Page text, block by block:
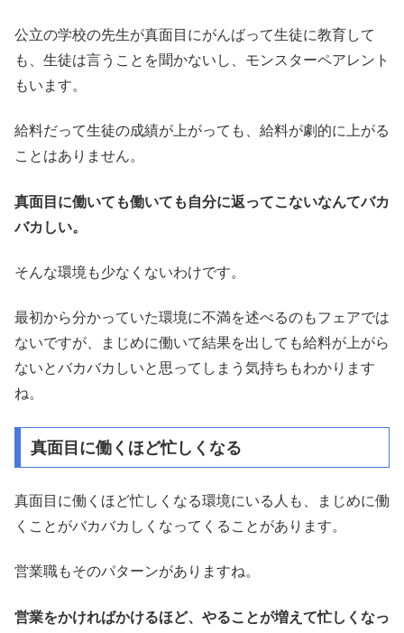
公立の学校の先生が真面目にがんばって生徒に教育して
も、生徒は言うことを聞かないし、モンスターペアレント
もいます。
給料だって生徒の成績が上がっても、給料が劇的に上がる
ことはありません。
真面目に働いても働いても自分に返ってこないなんてバカ
バカしい。
そんな環境も少なくないわけです。
最初から分かっていた環境に不満を述べるのもフェアでは
ないですが、まじめに働いて結果を出しても給料が上がら
ないとバカバカしいと思ってしまう気持ちもわかります
ね。
真面目に働くほど忙しくなる
真面目に働くほど忙しくなる環境にいる人も、まじめに働
くことがバカバカしくなってくることがあります。
営業職もそのパターンがありますね。
営業をかければかけるほど、やることが増えて忙しくなっ